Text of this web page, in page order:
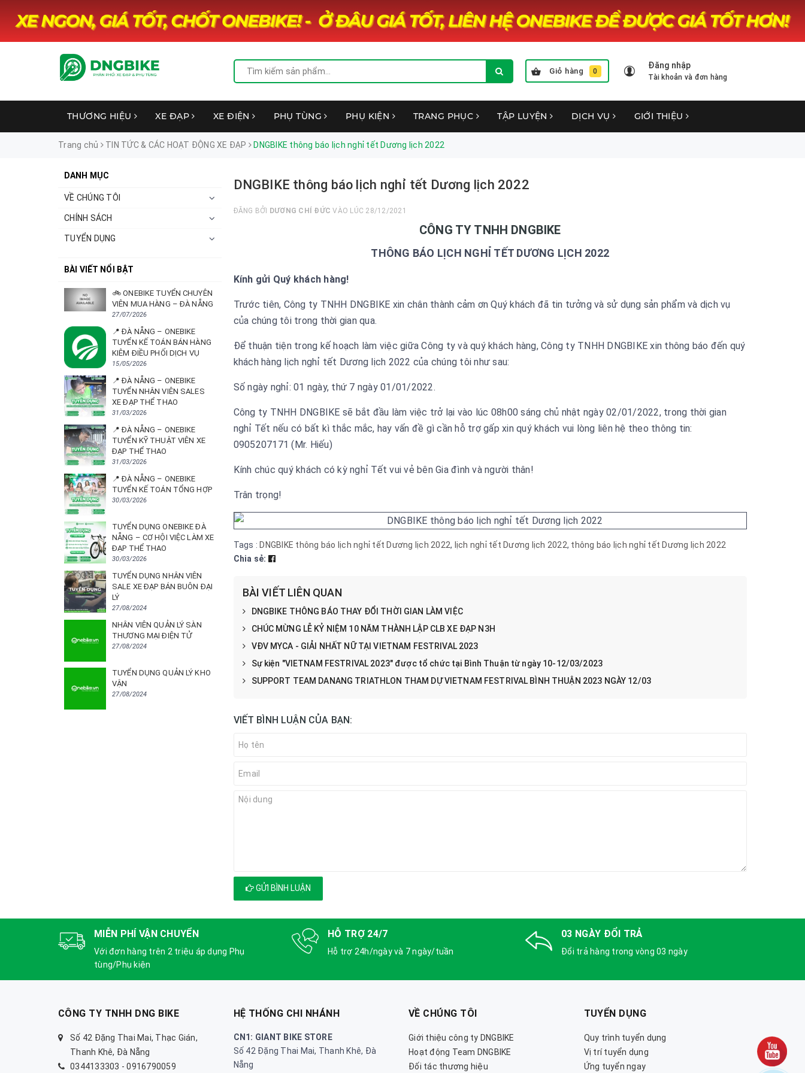
Giỏ hàng 0
Đăng nhập
Tài khoản và đơn hàng
THƯƠNG HIỆU XE ĐẠP XE ĐIỆN PHỤ TÙNG PHỤ KIỆN TRANG PHỤC TẬP LUYỆN DỊCH VỤ GIỚI THIỆU
Trang chủ TIN TỨC & CÁC HOẠT ĐỘNG XE ĐẠP DNGBIKE thông báo lịch nghỉ tết Dương lịch 2022
DNGBIKE thông báo lịch nghỉ tết Dương lịch 2022
ĐĂNG BỞI DƯƠNG CHÍ ĐỨC VÀO LÚC 28/12/2021
CÔNG TY TNHH DNGBIKE
THÔNG BÁO LỊCH NGHỈ TẾT DƯƠNG LỊCH 2022
Kính gửi Quý khách hàng!
Trước tiên, Công ty TNHH DNGBIKE xin chân thành cảm ơn Quý khách đã tin tưởng và sử dụng sản phẩm và dịch vụ
của chúng tôi trong thời gian qua.
Để thuận tiện trong kế hoạch làm việc giữa Công ty và quý khách hàng, Công ty TNHH DNGBIKE xin thông báo đến quý
khách hàng lịch nghỉ tết Dương lịch 2022 của chúng tôi như sau:
Số ngày nghỉ: 01 ngày, thứ 7 ngày 01/01/2022.
Công ty TNHH DNGBIKE sẽ bắt đầu làm việc trở lại vào lúc 08h00 sáng chủ nhật ngày 02/01/2022, trong thời gian
nghỉ Tết nếu có bất kì thắc mắc, hay vấn đề gì cần hỗ trợ gấp xin quý khách vui lòng liên hệ theo thông tin:
0905207171 (Mr. Hiếu)
Kính chúc quý khách có kỳ nghỉ Tết vui vẻ bên Gia đình và người thân!
Trân trọng!
Tags : DNGBIKE thông báo lịch nghỉ tết Dương lịch 2022, lịch nghỉ tết Dương lịch 2022, thông báo lịch nghỉ tết Dương lịch 2022
Chia sẻ:
BÀI VIẾT LIÊN QUAN
DNGBIKE THÔNG BÁO THAY ĐỔI THỜI GIAN LÀM VIỆC
CHÚC MỪNG LỄ KỶ NIỆM 10 NĂM THÀNH LẬP CLB XE ĐẠP N3H
VĐV MYCA - GIẢI NHẤT NỮ TẠI VIETNAM FESTRIVAL 2023
Sự kiện "VIETNAM FESTRIVAL 2023" được tổ chức tại Bình Thuận từ ngày 10-12/03/2023
SUPPORT TEAM DANANG TRIATHLON THAM DỰ VIETNAM FESTRIVAL BÌNH THUẬN 2023 NGÀY 12/03
VIẾT BÌNH LUẬN CỦA BẠN:
GỬI BÌNH LUẬN
DANH MỤC
VỀ CHÚNG TÔI
CHÍNH SÁCH
TUYỂN DỤNG
BÀI VIẾT NỔI BẬT
🚲 ONEBIKE TUYỂN CHUYÊN
VIÊN MUA HÀNG – ĐÀ NẴNG
27/07/2026
📍 ĐÀ NẴNG – ONEBIKE
TUYỂN KẾ TOÁN BÁN HÀNG
KIÊM ĐIỀU PHỐI DỊCH VỤ
15/05/2026
📍 ĐÀ NẴNG – ONEBIKE
TUYỂN NHÂN VIÊN SALES
XE ĐẠP THỂ THAO
31/03/2026
📍 ĐÀ NẴNG – ONEBIKE
TUYỂN KỸ THUẬT VIÊN XE
ĐẠP THỂ THAO
31/03/2026
📍 ĐÀ NẴNG – ONEBIKE
TUYỂN KẾ TOÁN TỔNG HỢP
30/03/2026
TUYỂN DỤNG ONEBIKE ĐÀ
NẴNG – CƠ HỘI VIỆC LÀM XE
ĐẠP THỂ THAO
30/03/2026
TUYỂN DỤNG NHÂN VIÊN
SALE XE ĐẠP BÁN BUÔN ĐẠI
LÝ
27/08/2024
NHÂN VIÊN QUẢN LÝ SÀN
THƯƠNG MẠI ĐIỆN TỬ
27/08/2024
TUYỂN DỤNG QUẢN LÝ KHO
VẬN
27/08/2024
MIỄN PHÍ VẬN CHUYỂN
Với đơn hàng trên 2 triệu áp dụng Phụ
tùng/Phụ kiện
HỖ TRỢ 24/7
Hỗ trợ 24h/ngày và 7 ngày/tuần
03 NGÀY ĐỔI TRẢ
Đổi trả hàng trong vòng 03 ngày
CÔNG TY TNHH DNG BIKE
Số 42 Đặng Thai Mai, Thạc Gián,
Thanh Khê, Đà Nẵng
0344133303 -0916790059
HỆ THỐNG CHI NHÁNH
CN1: GIANT BIKE STORE
Số 42 Đặng Thai Mai, Thanh Khê, Đà
Nẵng
VỀ CHÚNG TÔI
Giới thiệu công ty DNGBIKE
Hoạt động Team DNGBIKE
Đối tác thương hiệu
TUYỂN DỤNG
Quy trình tuyển dụng
Vị trí tuyển dụng
Ứng tuyển ngay